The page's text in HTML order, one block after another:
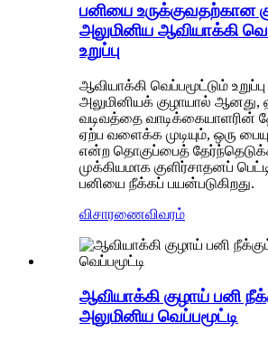
பனியை உருக்குவதற்கான
அலுமினிய ஆவியாக்கி
உறுப்பு
ஆவியாக்கி வெப்பமூட்டும் உறுப்பு
அலுமினியக் குழாயால் ஆனது,
வடிவத்தை வாடிக்கையாளரின்
ஏற்ப வளைக்க முடியும், ஒரு
என்ற தொகுப்பைத்
முக்கியமாக குளிர்சாதனப்
பனியை நீக்கப் பயன்படுகிறது.
விசாரணைவிவரம்
ஆவியாக்கி குழாய் பனி
அலுமினிய வெப்பமூட்டி